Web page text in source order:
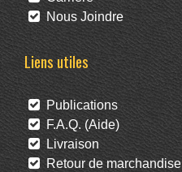
Nous Joindre
Liens utiles
Publications
F.A.Q. (Aide)
Livraison
Retour de marchandise